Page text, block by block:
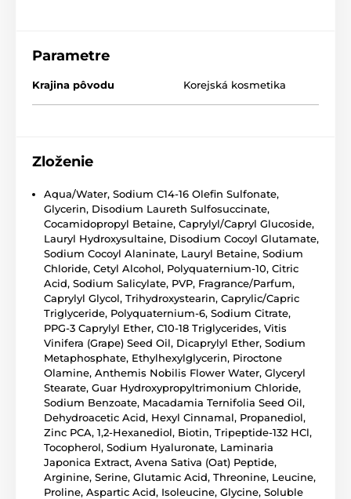
Parametre
Krajina pôvodu Korejská kosmetika
Zloženie
Aqua/Water, Sodium C14-16 Olefin Sulfonate,
Glycerin, Disodium Laureth Sulfosuccinate,
Cocamidopropyl Betaine, Caprylyl/Capryl Glucoside,
Lauryl Hydroxysultaine, Disodium Cocoyl Glutamate,
Sodium Cocoyl Alaninate, Lauryl Betaine, Sodium
Chloride, Cetyl Alcohol, Polyquaternium-10, Citric
Acid, Sodium Salicylate, PVP, Fragrance/Parfum,
Caprylyl Glycol, Trihydroxystearin, Caprylic/Capric
Triglyceride, Polyquaternium-6, Sodium Citrate,
PPG-3 Caprylyl Ether, C10-18 Triglycerides, Vitis
Vinifera (Grape) Seed Oil, Dicaprylyl Ether, Sodium
Metaphosphate, Ethylhexylglycerin, Piroctone
Olamine, Anthemis Nobilis Flower Water, Glyceryl
Stearate, Guar Hydroxypropyltrimonium Chloride,
Sodium Benzoate, Macadamia Ternifolia Seed Oil,
Dehydroacetic Acid, Hexyl Cinnamal, Propanediol,
Zinc PCA, 1,2-Hexanediol, Biotin, Tripeptide-132 HCl,
Tocopherol, Sodium Hyaluronate, Laminaria
Japonica Extract, Avena Sativa (Oat) Peptide,
Arginine, Serine, Glutamic Acid, Threonine, Leucine,
Proline, Aspartic Acid, Isoleucine, Glycine, Soluble